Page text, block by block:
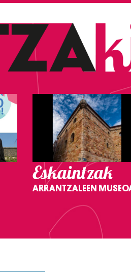
Eskaintzak
ARRANTZALEEN